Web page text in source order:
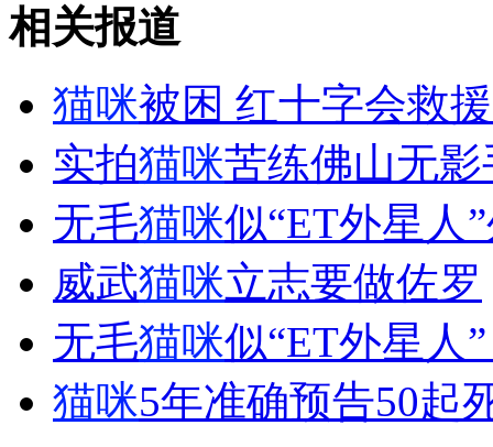
实拍制服人员粗暴执法 胸袭女店主
山西运城恶犬咬伤多人 警民合力深夜将其击毙
女孩北京地铁殴打老人 痛下狠手拳打脚踢
无痛分娩是否安全 医生回应
外交部：反对强权政治霸凌主义
外交部：有关国家言论片面不公正
相关报道
猫咪被困 红十字会救
实拍猫咪苦练佛山无影
无毛猫咪似“ET外星人
威武猫咪立志要做佐罗
无毛猫咪似“ET外星人
猫咪5年准确预告50起